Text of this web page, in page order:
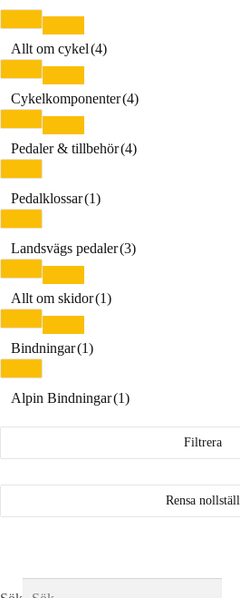
Allt om cykel(4)
Cykelkomponenter(4)
Pedaler & tillbehör(4)
Pedalklossar(1)
Landsvägs pedaler(3)
Allt om skidor(1)
Bindningar(1)
Alpin Bindningar(1)
Filtrera
Rensa nollställ